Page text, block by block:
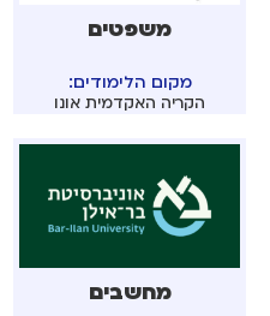
משפטים
מקום הלימודים:
הקריה האקדמית אונו
מחשבים